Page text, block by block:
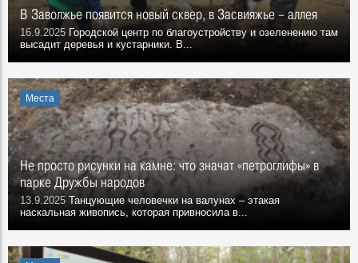
В Заволжье появится новый сквер, в Засвияжье – аллея
16.9.2025 Городской центр по благоустройству и озеленению там
высадит деревья и кустарники. В...
Места
Не просто рисунки на камне: что значат «петроглифы» в
парке Дружбы народов
13.9.2025 Танцующие человечки на валунах – этакая
наскальная живопись, которая привносила в...